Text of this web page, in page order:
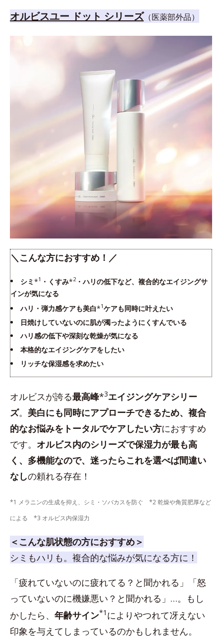
オルビスユー ドット シリーズ（医薬部外品）
＼こんな方におすすめ！／
シミ *1 ・くすみ*2・ハリの低下など、複合的なエイジングサ
インが気になる
ハリ・弾力感ケアも美白*1ケアも同時に叶えたい
日焼けしていないのに肌が濁ったようにくすんでいる
ハリ感の低下や深刻な乾燥が気になる
本格的なエイジングケアをしたい
リッチな保湿感を求めたい
オルビスが誇る最高峰*3エイジングケアシリー
ズ。 美白にも同時にアプローチできるため、複合
的なお悩みをトータルでケアしたい方におすすめ
です。 オルビス内のシリーズで保湿力が最も高
く、多機能なので、迷ったらこれを選べば間違い
なしの頼れる存在！
*1 メラニンの生成を抑え、シミ・ソバカスを防ぐ *2 乾燥や角質肥厚など
による *3 オルビス内保湿力
＜こんな肌状態の方におすすめ＞
シミもハリも。複合的な悩みが気になる方に！
「疲れていないのに疲れてる？と聞かれる」「怒
っていないのに機嫌悪い？と聞かれる」…。もし
かしたら、 年齢サイン*1 によりやつれて冴えない
印象を与えてしまっているのかもしれません。